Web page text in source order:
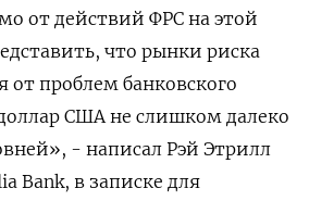
от действий ФРС на этой
что рынки риска
от проблем банковского
США не слишком далеко
- написал Рэй Этрилл
Bank, в записке для